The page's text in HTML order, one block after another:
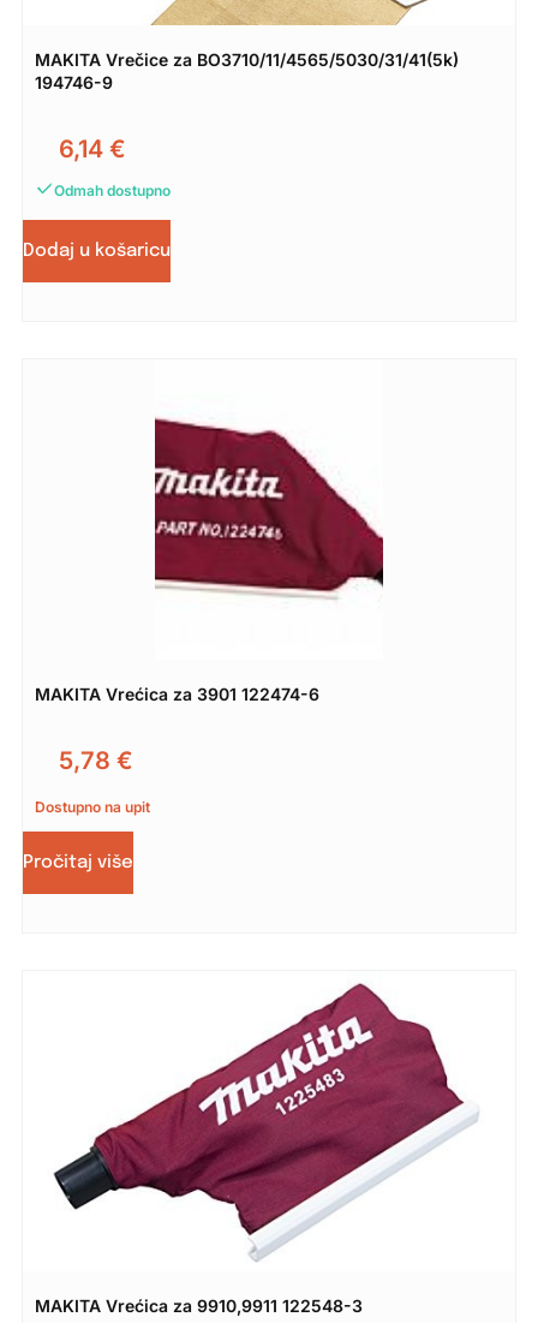
MAKITA Vrečice za BO3710/11/4565/5030/31/41(5k)
194746-9
6,14 €
Odmah dostupno
Dodaj u košaricu
MAKITA Vrećica za 3901 122474-6
5,78 €
Dostupno na upit
Pročitaj više
MAKITA Vrećica za 9910,9911 122548-3